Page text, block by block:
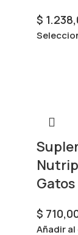
$
Gatos
$
Añadir